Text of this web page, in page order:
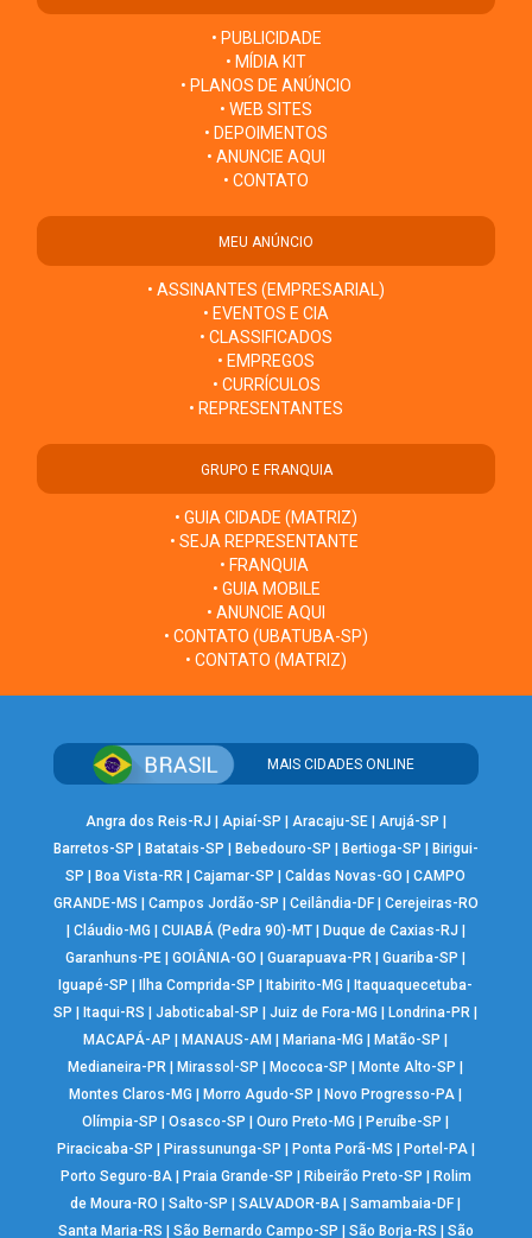
• PUBLICIDADE
• MÍDIA KIT
• PLANOS DE ANÚNCIO
• WEB SITES
• DEPOIMENTOS
• ANUNCIE AQUI
• CONTATO
MEU ANÚNCIO
• ASSINANTES (EMPRESARIAL)
• EVENTOS E CIA
• CLASSIFICADOS
• EMPREGOS
• CURRÍCULOS
• REPRESENTANTES
GRUPO E FRANQUIA
• GUIA CIDADE (MATRIZ)
• SEJA REPRESENTANTE
• FRANQUIA
• GUIA MOBILE
• ANUNCIE AQUI
• CONTATO (UBATUBA-SP)
• CONTATO (MATRIZ)
MAIS CIDADES ONLINE
Angra dos Reis-RJ | Apiaí-SP | Aracaju-SE| Arujá-SP |
Barretos-SP | Batatais-SP | Bebedouro-SP | Bertioga-SP | Birigui-
SP |Boa Vista-RR |Cajamar-SP |Caldas Novas-GO |CAMPO
GRANDE-MS | Campos Jordão-SP | Ceilândia-DF| Cerejeiras-RO
| Cláudio-MG | CUIABÁ (Pedra 90)-MT| Duque de Caxias-RJ |
Garanhuns-PE |GOIÂNIA-GO |Guarapuava-PR |Guariba-SP |
Iguapé-SP |Ilha Comprida-SP |Itabirito-MG |Itaquaquecetuba-
SP |Itaqui-RS |Jaboticabal-SP |Juiz de Fora-MG |Londrina-PR |
MACAPÁ-AP |MANAUS-AM |Mariana-MG |Matão-SP |
Medianeira-PR |Mirassol-SP |Mococa-SP |Monte Alto-SP |
Montes Claros-MG |Morro Agudo-SP |Novo Progresso-PA |
Olímpia-SP |Osasco-SP |Ouro Preto-MG |Peruíbe-SP |
Piracicaba-SP | Pirassununga-SP | Ponta Porã-MS | Portel-PA|
Porto Seguro-BA| Praia Grande-SP | Ribeirão Preto-SP | Rolim
de Moura-RO |Salto-SP |SALVADOR-BA |Samambaia-DF |
Santa Maria-RS | São Bernardo Campo-SP | São Borja-RS | São